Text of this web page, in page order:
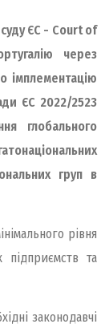
ЄС - Court of
через
імплементацію
ЄС 2022/2523
глобального
груп в
рівня
підприємств та
законодавчі